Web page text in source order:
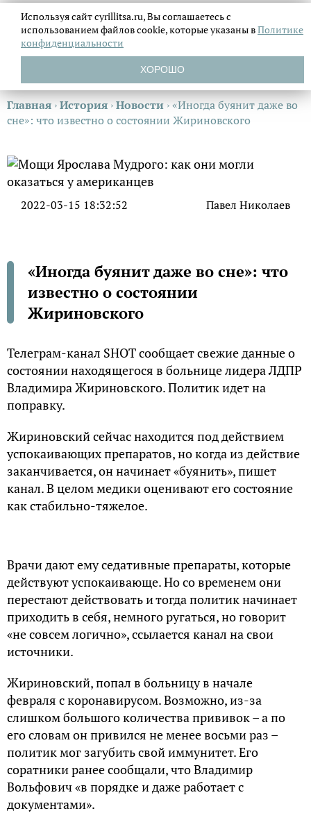
Главная ›История ›Новости ›«Иногда буянит даже во
сне»: что известно о состоянии Жириновского
2022-03-15 18:32:52 Павел Николаев
«Иногда буянит даже во сне»: что
известно о состоянии
Жириновского
Телеграм-канал SHOT сообщает свежие данные о
состоянии находящегося в больнице лидера ЛДПР
Владимира Жириновского. Политик идет на
поправку.
Жириновский сейчас находится под действием
успокаивающих препаратов, но когда из действие
заканчивается, он начинает «буянить», пишет
канал. В целом медики оценивают его состояние
как стабильно-тяжелое.
Врачи дают ему седативные препараты, которые
действуют успокаивающе. Но со временем они
перестают действовать и тогда политик начинает
приходить в себя, немного ругаться, но говорит
«не совсем логично», ссылается канал на свои
источники.
Жириновский, попал в больницу в начале
февраля с коронавирусом. Возможно, из-за
слишком большого количества прививок – а по
его словам он привился не менее восьми раз –
политик мог загубить свой иммунитет. Его
соратники ранее сообщали, что Владимир
Вольфович «в порядке и даже работает с
документами».
Используя сайт cyrillitsa.ru, Вы соглашаетесь с
использованием файловcookie, которые указаны вПолитике
конфиденциальности
ХОРОШО